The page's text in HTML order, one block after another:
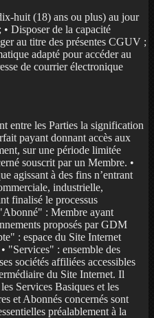
huit (18) ans ou plus) au jour
Disposer de la capacité
au titre des présentes CGUV ;
adapté pour accéder au
de courrier électronique
entre les Parties la signification
payant donnant accès aux
sur une période limitée
souscrit par un Membre. •
agissant à des fins n’entrant
industrielle,
finalisé le processus
: Membre ayant
proposés par GDM
: espace du Site Internet
"Services" : ensemble des
sociétés affiliées accessibles
du Site Internet. Il
Services Basiques et les
et Abonnés concernés sont
préalablement à la